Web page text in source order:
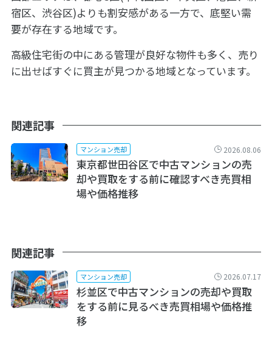
宿区、渋谷区)よりも割安感がある一方で、底堅い需
要が存在する地域です。
高級住宅街の中にある管理が良好な物件も多く、売り
に出せばすぐに買主が見つかる地域となっています。
関連記事
マンション売却 2026.08.06
東京都世田谷区で中古マンションの売
却や買取をする前に確認すべき売買相
場や価格推移
関連記事
マンション売却 2026.07.17
杉並区で中古マンションの売却や買取
をする前に見るべき売買相場や価格推
移